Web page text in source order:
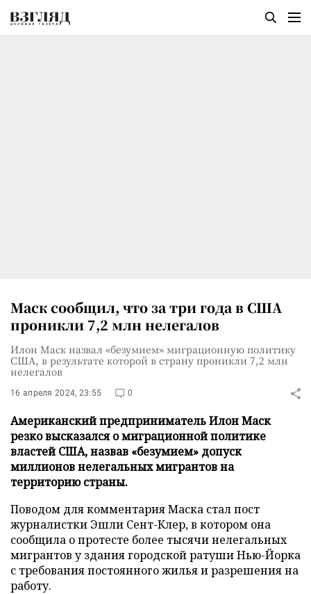
Маск сообщил, что за три года в США
проникли 7,2 млн нелегалов
Илон Маск назвал «безумием» миграционную политику
США, в результате которой в страну проникли 7,2 млн
нелегалов
16 апреля 2024, 23:55 0
Американский предприниматель Илон Маск
резко высказался о миграционной политике
властей США, назвав «безумием» допуск
миллионов нелегальных мигрантов на
территорию страны.
Поводом для комментария Маска стал пост
журналистки Эшли Сент-Клер, в котором она
сообщила о протесте более тысячи нелегальных
мигрантов у здания городской ратуши Нью-Йорка
с требования постоянного жилья и разрешения на
работу.